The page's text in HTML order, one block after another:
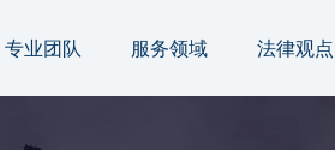
专业团队 服务领域 法律观点